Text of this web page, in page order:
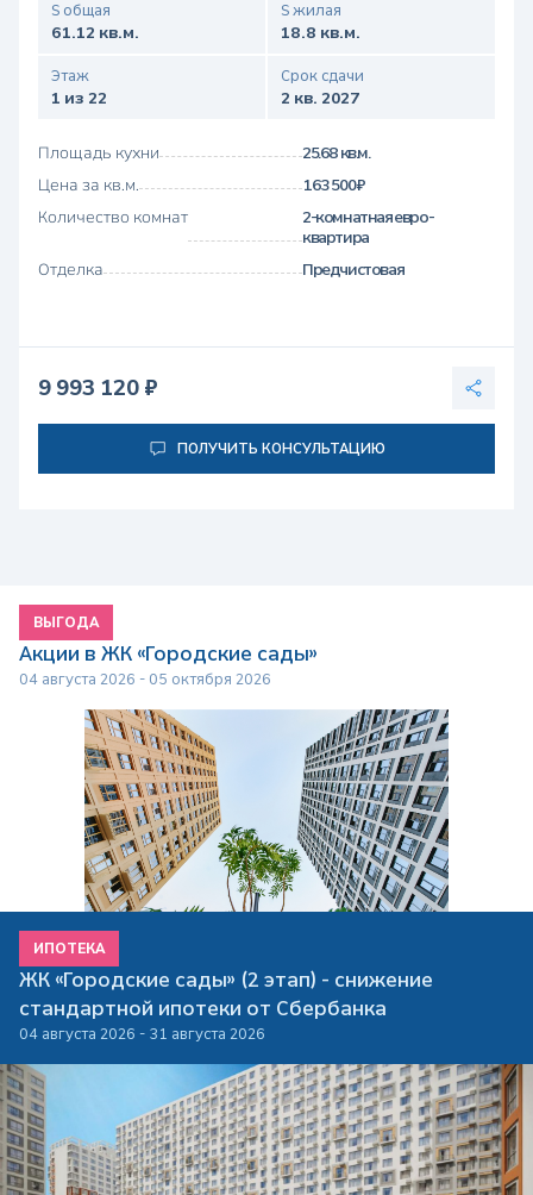
S общая
61.12 кв.м.
S жилая
18.8 кв.м.
Этаж
1 из 22
Срок сдачи
2 кв. 2027
Площадь кухни
25.68 кв.м.
Цена за кв.м.
163 500 ₽
Количество комнат
2-комнатная евро-
квартира
Отделка
Предчистовая
9 993 120 ₽
ПОЛУЧИТЬ КОНСУЛЬТАЦИЮ
ВЫГОДА
Акции в ЖК «Городские сады»
04 августа 2026 - 05 октября 2026
ИПОТЕКА
ЖК «Городские сады» (2 этап) - снижение
стандартной ипотеки от Сбербанка
04 августа 2026 - 31 августа 2026